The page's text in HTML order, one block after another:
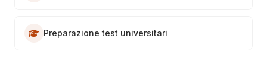
Preparazione test universitari